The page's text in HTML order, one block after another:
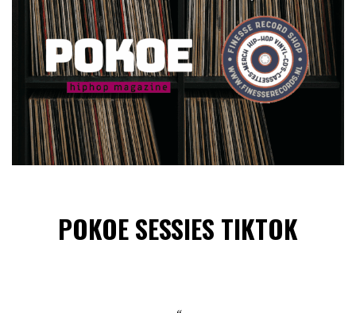
POKOE SESSIES TIKTOK